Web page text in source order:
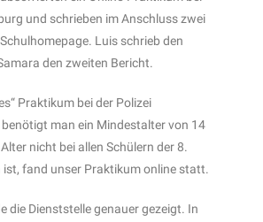
und schrieben im Anschluss zwei
Luis schrieb den
den zweiten Bericht.
Praktikum bei der Polizei
man ein Mindestalter von 14
nicht bei allen Schülern der 8.
ist, fand unser Praktikum online statt.
die Dienststelle genauer gezeigt. In